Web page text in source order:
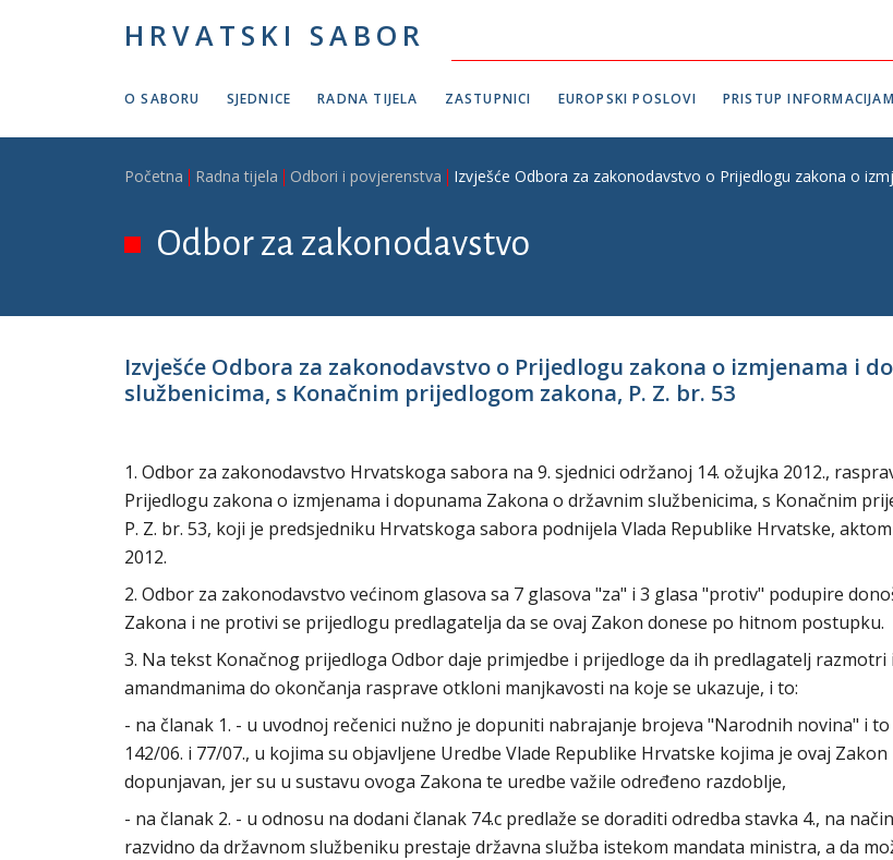
HRVATSKI SABOR
O SABORU SJEDNICE RADNA TIJELA ZASTUPNICI EUROPSKI POSLOVI PRISTUP
Breadcrumb
Početna Radna tijela Odbori i povjerenstva Izvješće Odbora za zakonodavstvo o Prijedlogu zakona o
Odbor za zakonodavstvo
Izvješće Odbora za zakonodavstvo o Prijedlogu zakona o izmjenama i
službenicima, s Konačnim prijedlogom zakona, P. Z. br. 53
1. Odbor za zakonodavstvo Hrvatskoga sabora na 9. sjednici održanoj 14. ožujka 2012.,
Prijedlogu zakona o izmjenama i dopunama Zakona o državnim službenicima, s Konačnim
P. Z. br. 53, koji je predsjedniku Hrvatskoga sabora podnijela Vlada Republike Hrvatske,
2012.
2. Odbor za zakonodavstvo većinom glasova sa 7 glasova "za" i 3 glasa "protiv" podupire
Zakona i ne protivi se prijedlogu predlagatelja da se ovaj Zakon donese po hitnom postupku.
3. Na tekst Konačnog prijedloga Odbor daje primjedbe i prijedloge da ih predlagatelj razmotri
amandmanima do okončanja rasprave otkloni manjkavosti na koje se ukazuje, i to:
- na članak 1. - u uvodnoj rečenici nužno je dopuniti nabrajanje brojeva "Narodnih novina" i
142/06. i 77/07., u kojima su objavljene Uredbe Vlade Republike Hrvatske kojima je ovaj
dopunjavan, jer su u sustavu ovoga Zakona te uredbe važile određeno razdoblje,
- na članak 2. - u odnosu na dodani članak 74.c predlaže se doraditi odredba stavka 4., na
razvidno da državnom službeniku prestaje državna služba istekom mandata ministra, a da